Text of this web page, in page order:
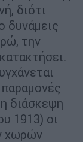
διότι
δυνάμεις
την
παραμονές
διάσκεψη
1913) οι
χωρών